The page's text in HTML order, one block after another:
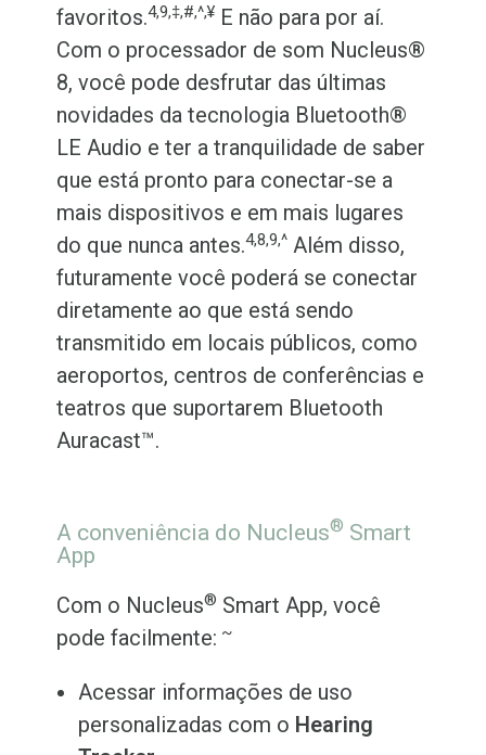
favoritos.4,9,‡,#,^,¥ E não para por aí.
Com o processador de som Nucleus®
8, você pode desfrutar das últimas
novidades da tecnologia Bluetooth®
LE Audio e ter a tranquilidade de saber
que está pronto para conectar-se a
mais dispositivos e em mais lugares
do que nunca antes.4,8,9,^ Além disso,
futuramente você poderá se conectar
diretamente ao que está sendo
transmitido em locais públicos, como
aeroportos, centros de conferências e
teatros que suportarem Bluetooth
Auracast™.
A conveniência do Nucleus® Smart
App
Com o Nucleus® Smart App, você
pode facilmente: ~
Acessar informações de uso
personalizadas com o Hearing